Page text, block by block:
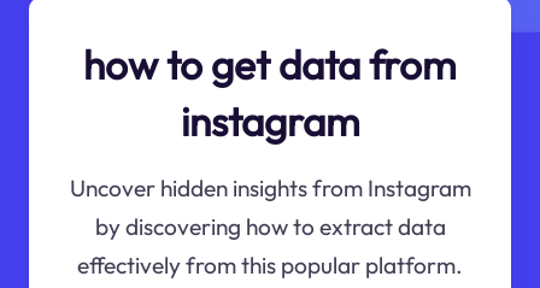
how to get data from
instagram
Uncover hidden insights from Instagram
by discovering how to extract data
effectively from this popular platform.